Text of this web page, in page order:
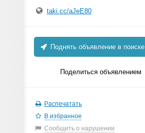
taki.cc/aJeE80
Поднять объявление в поиске
Поделиться объявлением
Распечатать
В избранное
Сообщить о нарушении